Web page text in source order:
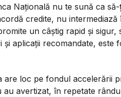
Națională nu te sună ca
credite, nu
un câștig rapid și sigur,
aplicații recomandate, este
are loc pe fondul accelerării
avertizat, în repetate